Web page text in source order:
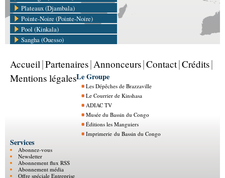
Plateaux (Djambala)
Pointe-Noire (Pointe-Noire)
Pool (Kinkala)
Sangha (Ouesso)
Accueil Partenaires Annonceurs Contact Crédits
Mentions légalesLe Groupe
Les Dépêches de Brazzaville
Le Courrier de Kinshasa
ADIAC TV
Musée du Bassin du Congo
Éditions les Manguiers
Imprimerie du Bassin du Congo
Services
Abonnez-vous
Newsletter
Abonnement flux RSS
Abonnement média
Offre spéciale Entreprise